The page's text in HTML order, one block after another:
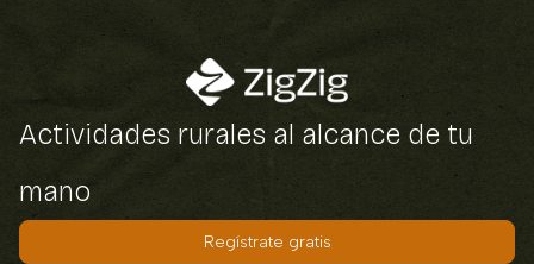
Actividades rurales al alcance de tu
mano
Regístrate gratis